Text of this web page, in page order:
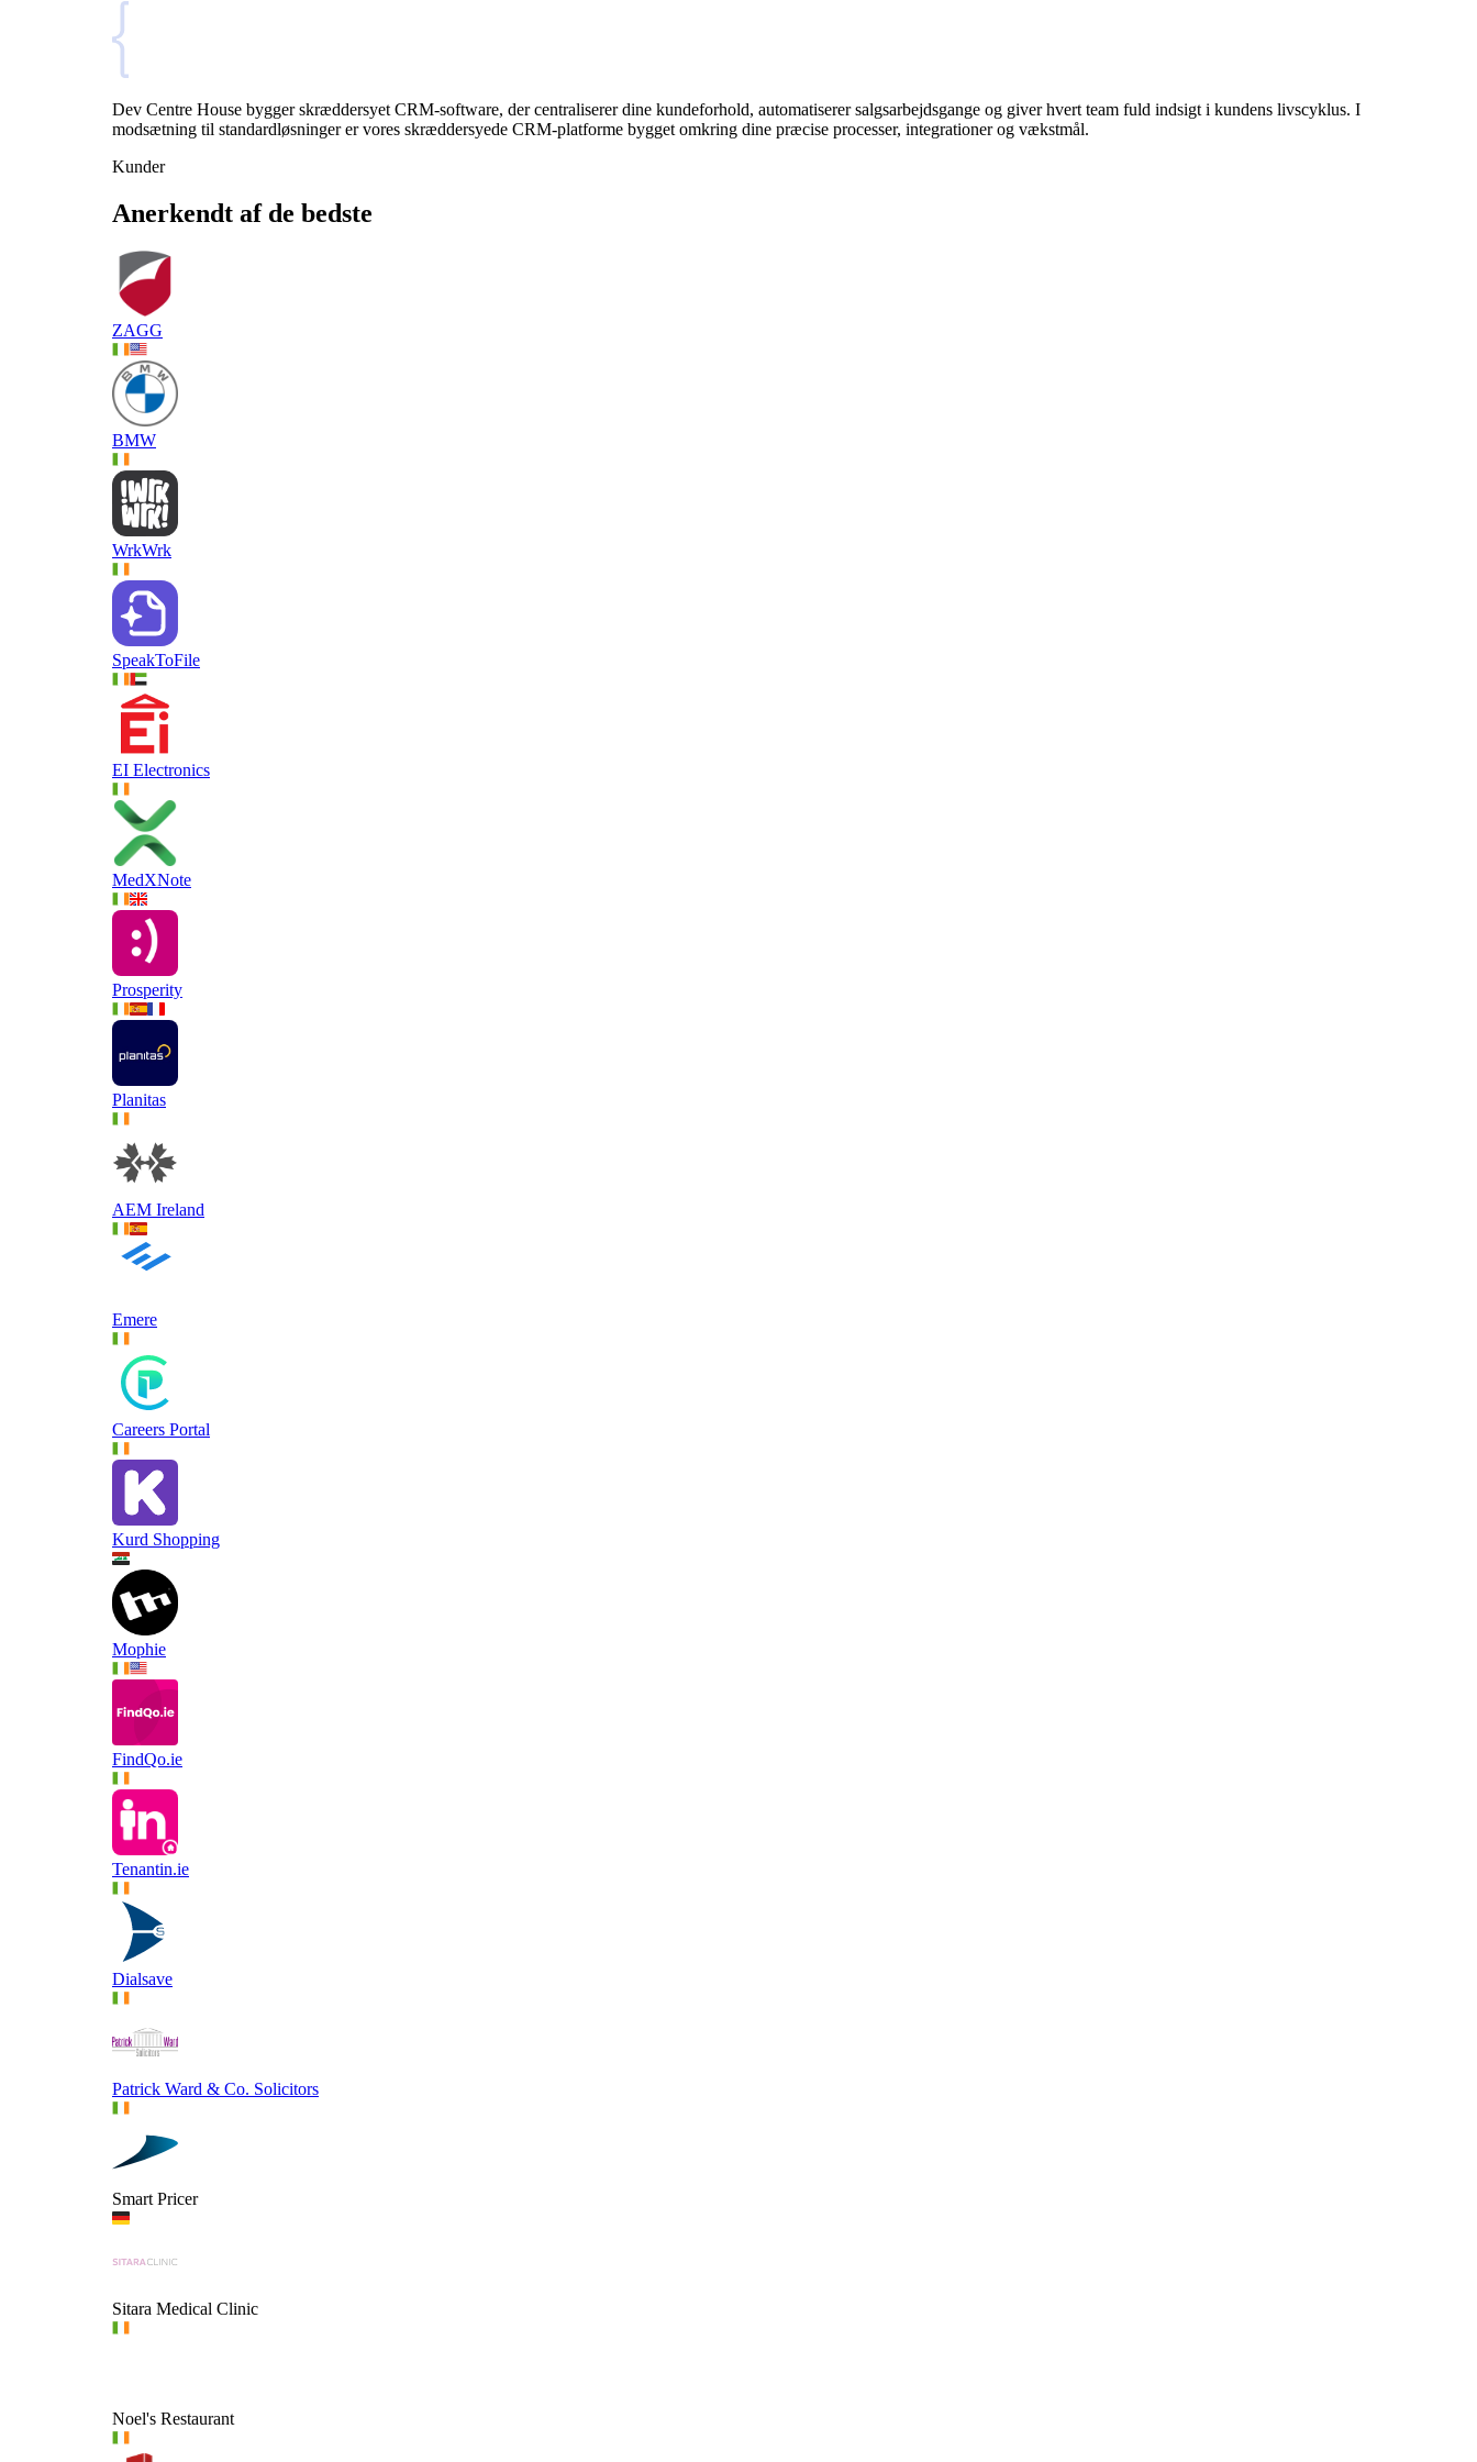
Dev Centre House bygger skræddersyet CRM-software, der centraliserer dine kundeforhold, automatiserer salgsarbejdsgange og giver hvert team fuld indsigt i kundens livscyklus. I
modsætning til standardløsninger er vores skræddersyede CRM-platforme bygget omkring dine præcise processer, integrationer og vækstmål.
Kunder
Anerkendt af de bedste
ZAGG
BMW
WrkWrk
SpeakToFile
EI Electronics
MedXNote
Prosperity
Planitas
AEM Ireland
Emere
Careers Portal
Kurd Shopping
Mophie
FindQo.ie
Tenantin.ie
Dialsave
Patrick Ward & Co. Solicitors
Smart Pricer
Sitara Medical Clinic
Noel's Restaurant